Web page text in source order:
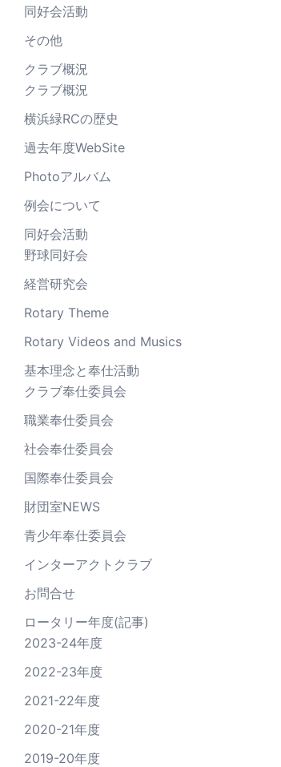
同好会活動
その他
クラブ概況
クラブ概況
横浜緑RCの歴史
過去年度WebSite
Photoアルバム
例会について
同好会活動
野球同好会
経営研究会
Rotary Theme
Rotary Videos and Musics
基本理念と奉仕活動
クラブ奉仕委員会
職業奉仕委員会
社会奉仕委員会
国際奉仕委員会
財団室NEWS
青少年奉仕委員会
インターアクトクラブ
お問合せ
ロータリー年度(記事)
2023-24年度
2022-23年度
2021-22年度
2020-21年度
2019-20年度